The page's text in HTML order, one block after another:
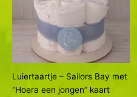
Luiertaartje – Sailors Bay met
“Hoera een jongen” kaart